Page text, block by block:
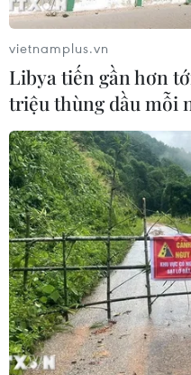
vietnamplus.vn
Libya tiến gần hơn
triệu thùng dầu mỗi